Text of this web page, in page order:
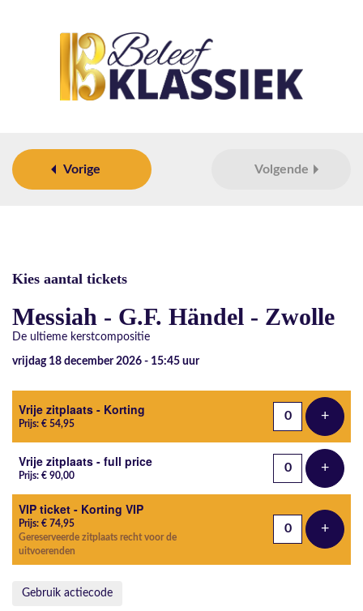
Vorige Volgende
Kies aantal tickets
Messiah - G.F. Händel - Zwolle
De ultieme kerstcompositie
vrijdag 18 december 2026 - 15:45 uur
Aantal tickets
Vrije zitplaats - Korting
Prijs: € 54,95 +Voeg
Vrije zitplaats - full price
Prijs: € 90,00 +Voeg
VIP ticket - Korting VIP
Prijs: € 74,95
Gereserveerde zitplaats recht voor de
uitvoerenden
+Voeg
Gebruik actiecode